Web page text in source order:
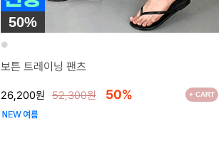
50%
●
보튼 트레이닝 팬츠
26,200원 52,300원 50% + CART